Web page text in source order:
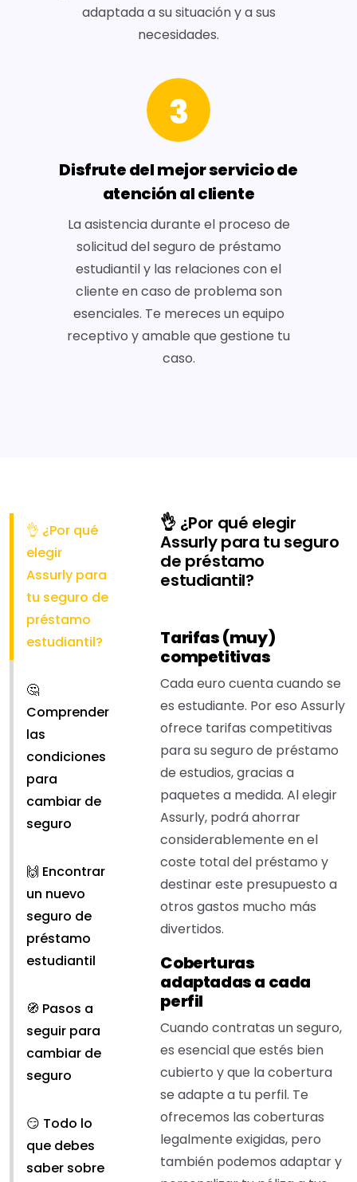
adaptada a su situación y a sus
necesidades.
3
Disfrute del mejor servicio de
atención al cliente
La asistencia durante el proceso de
solicitud del seguro de préstamo
estudiantil y las relaciones con el
cliente en caso de problema son
esenciales. Te mereces un equipo
receptivo y amable que gestione tu
caso.
👌 ¿Por qué
elegir
Assurly para
tu seguro de
préstamo
estudiantil?
🤔
Comprender
las
condiciones
para
cambiar de
seguro
🙌 Encontrar
un nuevo
seguro de
préstamo
estudiantil
🧭 Pasos a
seguir para
cambiar de
seguro
😏 Todo lo
que debes
saber sobre
👌 ¿Por qué elegir
Assurly para tu seguro
de préstamo
estudiantil?
Tarifas (muy)
competitivas
Cada euro cuenta cuando se
es estudiante. Por eso Assurly
ofrece tarifas competitivas
para su seguro de préstamo
de estudios, gracias a
paquetes a medida. Al elegir
Assurly, podrá ahorrar
considerablemente en el
coste total del préstamo y
destinar este presupuesto a
otros gastos mucho más
divertidos.
Coberturas
adaptadas a cada
perfil
Cuando contratas un seguro,
es esencial que estés bien
cubierto y que la cobertura
se adapte a tu perfil. Te
ofrecemos las coberturas
legalmente exigidas, pero
también podemos adaptar y